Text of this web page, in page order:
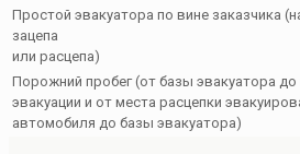
Простой эвакуатора по вине заказчика
зацепа
или расцепа)
Порожний пробег (от базы эвакуатора до
эвакуации и от места расцепки
автомобиля до базы эвакуатора)